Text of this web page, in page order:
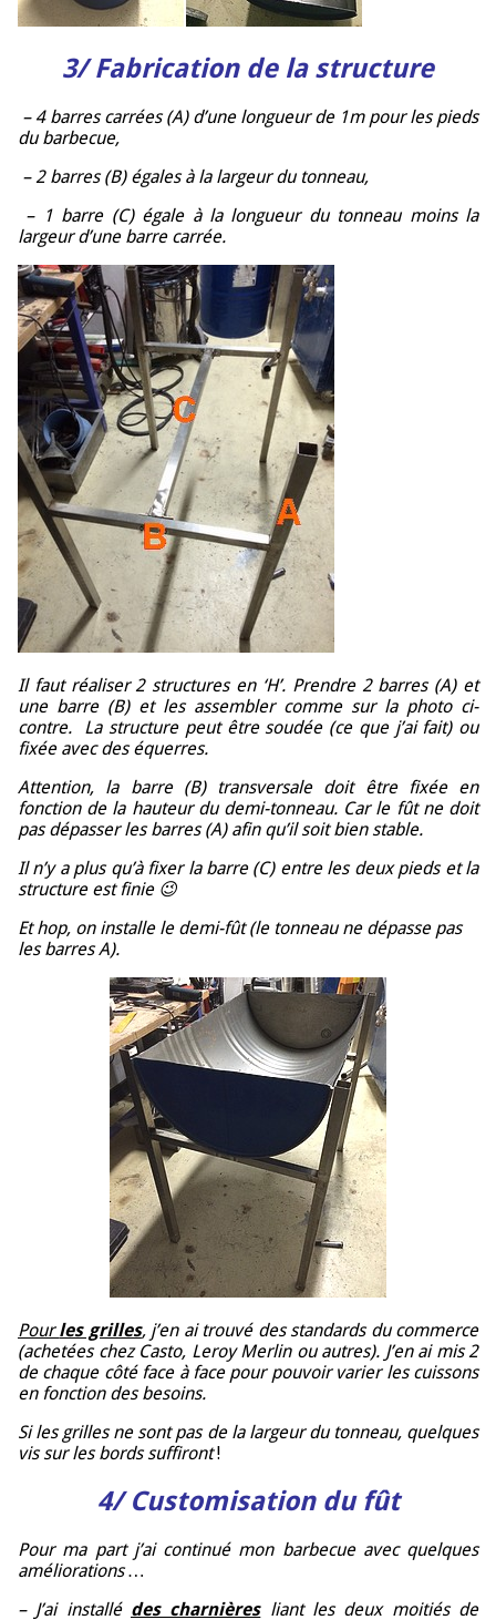
3/ Fabrication de la structure
– 4 barres carrées (A) d’une longueur de 1m pour les pieds
du barbecue,
– 2 barres (B) égales à la largeur du tonneau,
– 1 barre (C) égale à la longueur du tonneau moins la
largeur d’une barre carrée.
Il faut réaliser 2 structures en ‘H’. Prendre 2 barres (A) et
une barre (B) et les assembler comme sur la photo ci-
contre. La structure peut être soudée (ce que j’ai fait) ou
fixée avec des équerres.
Attention, la barre (B) transversale doit être fixée en
fonction de la hauteur du demi-tonneau. Car le fût ne doit
pas dépasser les barres (A) afin qu’il soit bien stable.
Il n’y a plus qu’à fixer la barre (C) entre les deux pieds et la
structure est finie 😉
Et hop, on installe le demi-fût (le tonneau ne dépasse pas
les barres A).
Pourles grilles, j’en ai trouvé des standards du commerce
(achetées chez Casto, Leroy Merlin ou autres). J’en ai mis 2
de chaque côté face à face pour pouvoir varier les cuissons
en fonction des besoins.
Si les grilles ne sont pas de la largeur du tonneau, quelques
vis sur les bords suffiront!
4/ Customisation du fût
Pour ma part j’ai continué mon barbecue avec quelques
améliorations …
– J’ai installé des charnièresliant les deux moitiés de